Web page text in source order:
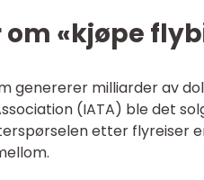
«kjøpe
genererer milliarder av
(IATA) ble det
etter flyreiser